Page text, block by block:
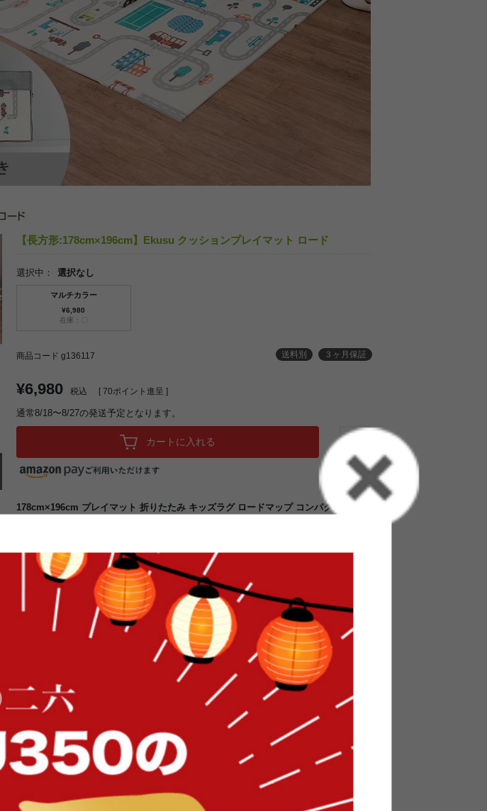
【長方形:178cm×196cm】Ekusu クッションプレイマット ロード
選択中： 選択なし
マルチカラー
¥6,980
在庫：〇
商品コード g136117 送料別 ３ヶ月保証
¥6,980 税込 [ 70ポイント進呈 ]
通常8/18〜8/27の発送予定となります。
カートに入れる
178cm×196cm プレイマット 折りたたみ キッズラグ ロードマップ コンパクト収納 子
サッとひと拭きでお手入れが簡単な『Ekusu(エクス)』シリーズから178cm×196cmの
クッションプレイマットロードが登場しました。フロアマットとしてだけでなく、子
供の遊び場にもおすすめなクッションプレイマットです。使わない時は折りたたんで
収納ができる優れもの。また、嬉しい収納袋付きでお泊り先などに持っていくことも
できます。裏面は木目柄になっておりリバーシブルで使えるので、子供の成長にあわ
せて長く使っていただけます。